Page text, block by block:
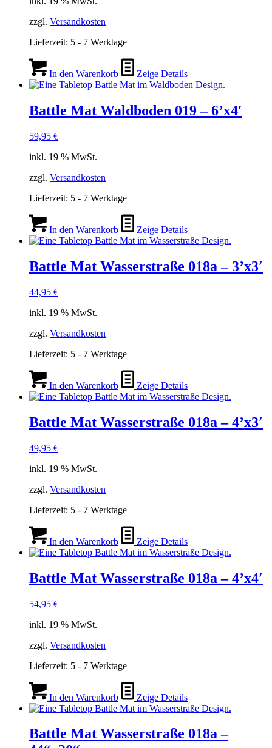
zzgl. Versandkosten
Lieferzeit: 5 - 7 Werktage
In den Warenkorb Zeige Details
Battle Mat Waldboden 019 – 6’x4′
59,95 €
inkl. 19 % MwSt.
zzgl. Versandkosten
Lieferzeit: 5 - 7 Werktage
In den Warenkorb Zeige Details
Battle Mat Wasserstraße 018a – 3’x3′
44,95 €
inkl. 19 % MwSt.
zzgl. Versandkosten
Lieferzeit: 5 - 7 Werktage
In den Warenkorb Zeige Details
Battle Mat Wasserstraße 018a – 4’x3′
49,95 €
inkl. 19 % MwSt.
zzgl. Versandkosten
Lieferzeit: 5 - 7 Werktage
In den Warenkorb Zeige Details
Battle Mat Wasserstraße 018a – 4’x4′
54,95 €
inkl. 19 % MwSt.
zzgl. Versandkosten
Lieferzeit: 5 - 7 Werktage
In den Warenkorb Zeige Details
Battle Mat Wasserstraße 018a –